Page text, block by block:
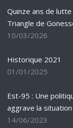
Quinze ans de
Triangle de
10/03/2026
Historique 2021
01/01/2025
Est-95 : Une
aggrave la situation
14/06/2023